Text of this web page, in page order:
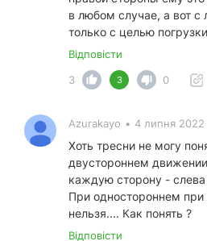
в любом случае, а вот с
только с целью
Відповісти
3
3 0
Azurakayo • 4 липня 2022
Хоть тресни не могу
двустороннем
каждую сторону -
При одностороннем при
нельзя.... Как понять ?
Відповісти